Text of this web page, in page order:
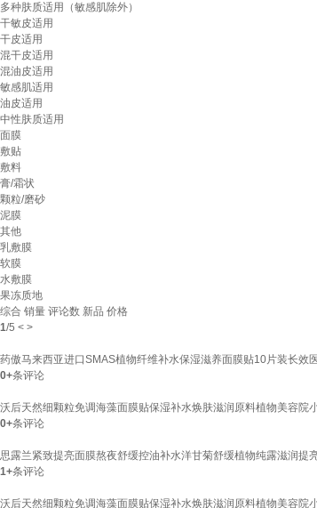
多种肤质适用（敏感肌除外）
干敏皮适用
干皮适用
混干皮适用
混油皮适用
敏感肌适用
油皮适用
中性肤质适用
面膜
敷贴
敷料
膏/霜状
颗粒/磨砂
泥膜
其他
乳敷膜
软膜
水敷膜
果冻质地
综合 销量 评论数 新品 价格
1/5 < >
药傲马来西亚进口SMAS植物纤维补水保湿滋养面膜贴10片装长
0+条评论
沃后天然细颗粒免调海藻面膜贴保湿补水焕肤滋润原料植物美容院
0+条评论
思露兰紧致提亮面膜熬夜舒缓控油补水洋甘菊舒缓植物纯露滋润提
1+条评论
沃后天然细颗粒免调海藻面膜贴保湿补水焕肤滋润原料植物美容院